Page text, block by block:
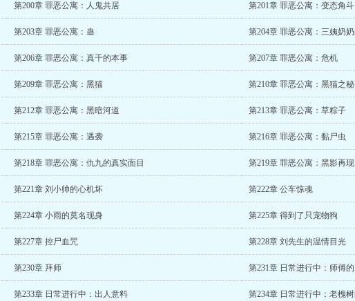
第200章 罪恶公寓：人鬼共居 第201章 罪恶公寓：变态角斗
第203章 罪恶公寓：蛊 第204章 罪恶公寓：三姨奶
第206章 罪恶公寓：真千的本事 第207章 罪恶公寓：危机
第209章 罪恶公寓：黑猫 第210章 罪恶公寓：黑猫之秘
第212章 罪恶公寓：黑暗河道 第213章 罪恶公寓：草粽子
第215章 罪恶公寓：遇袭 第216章 罪恶公寓：黏尸虫
第218章 罪恶公寓：仇九的真实面目 第219章 罪恶公寓：黑影再现
第221章 刘小帅的心机坏 第222章 公车惊魂
第224章 小雨的莫名现身 第225章 得到了只宠物狗
第227章 控尸血咒 第228章 刘先生的温情目光
第230章 拜师 第231章 日常进行中：师傅
第233章 日常进行中：出人意料 第234章 日常进行中：老槐